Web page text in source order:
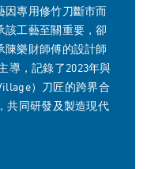
因專用修竹刀斷市而
該工藝至關重要，卻
陳樂財師傅的設計師
導，記錄了2023年與
）刀匠的跨界合
共同研發及製造現代